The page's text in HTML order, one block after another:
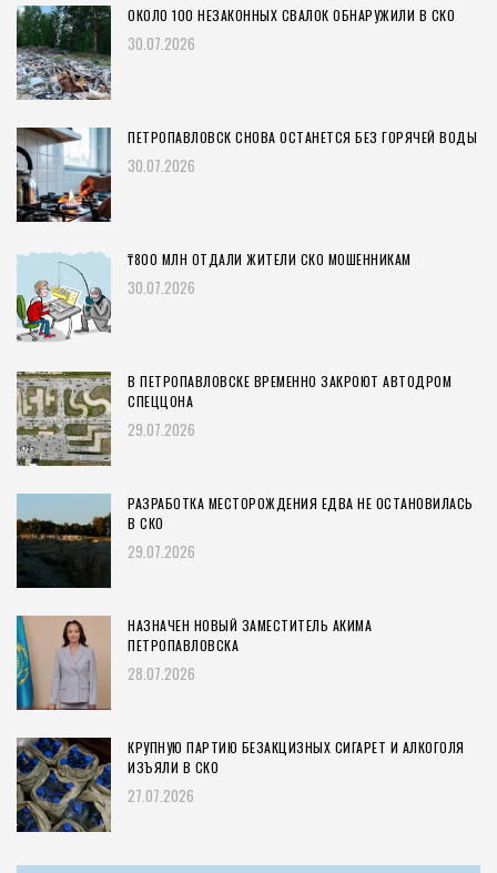
ОКОЛО 100 НЕЗАКОННЫХ СВАЛОК ОБНАРУЖИЛИ В СКО
30.07.2026
ПЕТРОПАВЛОВСК СНОВА ОСТАНЕТСЯ БЕЗ ГОРЯЧЕЙ ВОДЫ
30.07.2026
₸800 МЛН ОТДАЛИ ЖИТЕЛИ СКО МОШЕННИКАМ
30.07.2026
В ПЕТРОПАВЛОВСКЕ ВРЕМЕННО ЗАКРОЮТ АВТОДРОМ
СПЕЦЦОНА
29.07.2026
РАЗРАБОТКА МЕСТОРОЖДЕНИЯ ЕДВА НЕ ОСТАНОВИЛАСЬ
В СКО
29.07.2026
НАЗНАЧЕН НОВЫЙ ЗАМЕСТИТЕЛЬ АКИМА
ПЕТРОПАВЛОВСКА
28.07.2026
КРУПНУЮ ПАРТИЮ БЕЗАКЦИЗНЫХ СИГАРЕТ И АЛКОГОЛЯ
ИЗЪЯЛИ В СКО
27.07.2026